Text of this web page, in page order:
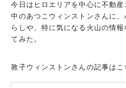
今日はヒロエリアを中心に不動
中のあつこウィンストンさんに
らしや、特に気になる火山の情
てみた。
敦子ウィンストンさんの記事はこ